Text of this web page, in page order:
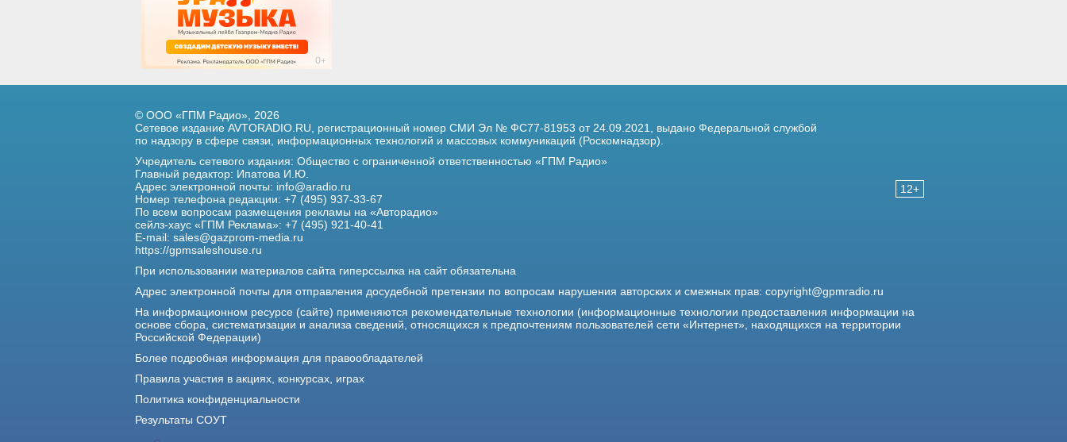
12+
© ООО «ГПМ Радио», 2026
Сетевое издание AVTORADIO.RU, регистрационный номер СМИ Эл № ФС77-81953 от 24.09.2021, выдано Федеральной службой
по надзору в сфере связи, информационных технологий и массовых коммуникаций (Роскомнадзор).
Учредитель сетевого издания: Общество с ограниченной ответственностью «ГПМ Радио»
Главный редактор: Ипатова И.Ю.
Адрес электронной почты: info@aradio.ru
Номер телефона редакции: +7 (495) 937-33-67
По всем вопросам размещения рекламы на «Авторадио»
сейлз-хаус «ГПМ Реклама»: +7 (495) 921-40-41
E-mail: sales@gazprom-media.ru
https://gpmsaleshouse.ru
При использовании материалов сайта гиперссылка на сайт обязательна
Адрес электронной почты для отправления досудебной претензии по вопросам нарушения авторских и смежных прав: copyright@gpmradio.ru
На информационном ресурсе (сайте) применяются рекомендательные технологии (информационные технологии предоставления информации на
основе сбора, систематизации и анализа сведений, относящихся к предпочтениям пользователей сети «Интернет», находящихся на территории
Российской Федерации)
Более подробная информация для правообладателей
Правила участия в акциях, конкурсах, играх
Политика конфиденциальности
Результаты СОУТ